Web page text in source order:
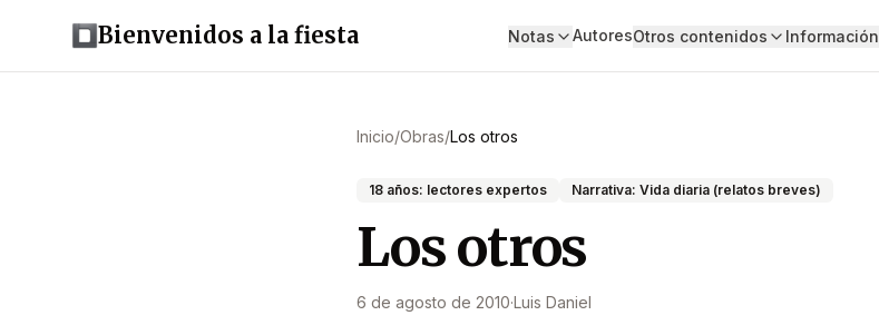
Bienvenidos a la fiesta Notas AutoresOtros contenidos Información
Inicio/Obras/Los otros
18 años: lectores expertos Narrativa: Vida diaria (relatos breves)
Los otros
6 de agosto de 2010·Luis Daniel